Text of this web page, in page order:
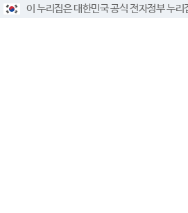
이 누리집은 대한민국 공식 전자정부 누리